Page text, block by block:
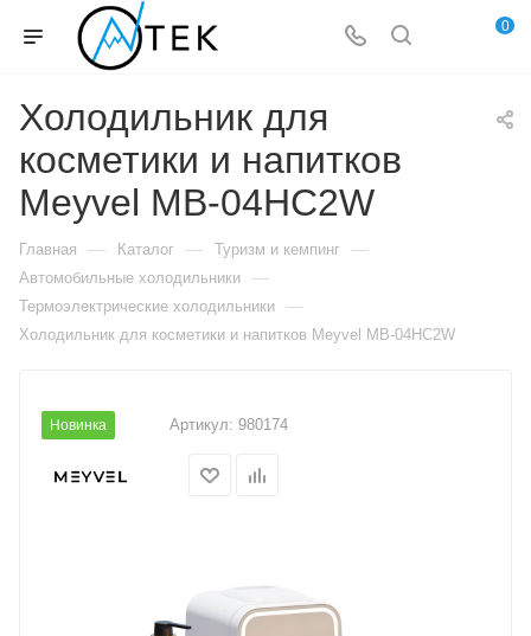
0
Холодильник для
косметики и напитков
Meyvel MB-04HC2W
Главная — Каталог — Туризм и кемпинг —
Автомобильные холодильники —
Термоэлектрические холодильники —
Холодильник для косметики и напитков Meyvel MB-04HC2W
Новинка Артикул: 980174